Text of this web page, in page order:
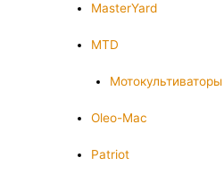
MasterYard
MTD
Мотокультиваторы
Oleo-Mac
Patriot